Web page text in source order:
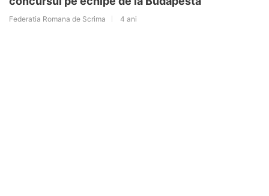
Federatia Romana de Scrima 4 ani